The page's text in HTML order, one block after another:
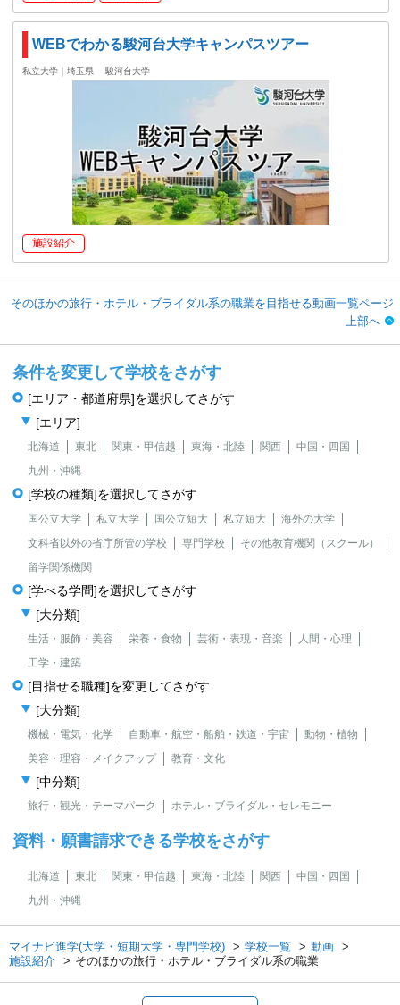
WEBでわかる駿河台大学キャンパスツアー
私立大学｜埼玉県 駿河台大学
施設紹介
そのほかの旅行・ホテル・ブライダル系の職業を目指せる動画一覧ページ
上部へ
条件を変更して学校をさがす
[エリア・都道府県]を選択してさがす
[エリア]
北海道 東北 関東・甲信越 東海・北陸 関西
中国・四国
九州・沖縄
[学校の種類]を選択してさがす
国公立大学 私立大学 国公立短大 私立短大
海外の大学
文科省以外の省庁所管の学校
専門学校
その他教育機関（スクール）
留学関係機関
[学べる学問]を選択してさがす
[大分類]
生活・服飾・美容 栄養・食物 芸術・表現・音楽
人間・心理
工学・建築
[目指せる職種]を変更してさがす
[大分類]
機械・電気・化学 自動車・航空・船舶・鉄道・宇宙
動物・植物
美容・理容・メイクアップ
教育・文化
[中分類]
旅行・観光・テーマパーク ホテル・ブライダル・セレモニー
資料・願書請求できる学校をさがす
北海道 東北 関東・甲信越 東海・北陸 関西
中国・四国
九州・沖縄
マイナビ進学(大学・短期大学・専門学校) 学校一覧
動画
施設紹介
そのほかの旅行・ホテル・ブライダル系の職業